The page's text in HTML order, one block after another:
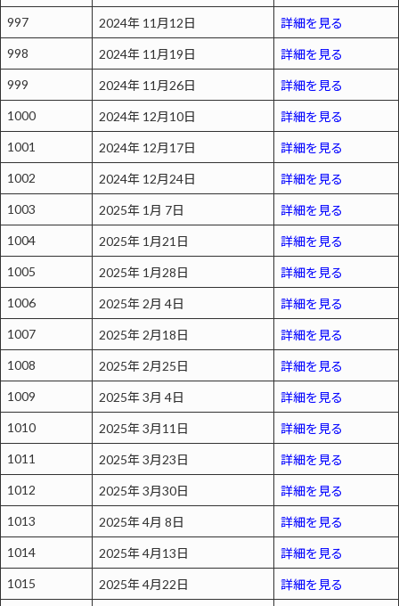
997
2024年 11月12日
詳細を見る
998
2024年 11月19日
詳細を見る
999
2024年 11月26日
詳細を見る
1000
2024年 12月10日
詳細を見る
1001
2024年 12月17日
詳細を見る
1002
2024年 12月24日
詳細を見る
1003
2025年 1月 7日
詳細を見る
1004
2025年 1月21日
詳細を見る
1005
2025年 1月28日
詳細を見る
1006
2025年 2月 4日
詳細を見る
1007
2025年 2月18日
詳細を見る
1008
2025年 2月25日
詳細を見る
1009
2025年 3月 4日
詳細を見る
1010
2025年 3月11日
詳細を見る
1011
2025年 3月23日
詳細を見る
1012
2025年 3月30日
詳細を見る
1013
2025年 4月 8日
詳細を見る
1014
2025年 4月13日
詳細を見る
1015
2025年 4月22日
詳細を見る